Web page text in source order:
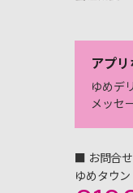
アプ
ゆめデ
メッセ
■ お問合せ
ゆめタウ